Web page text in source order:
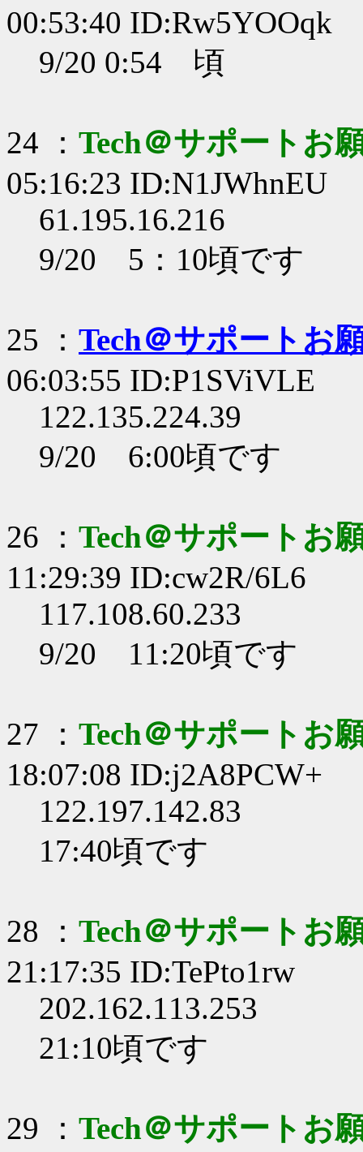
00:53:40 ID:Rw5YOOqk
9/20 0:54 頃
24 ： Tech＠サポートお
05:16:23 ID:N1JWhnEU
61.195.16.216
9/20 5：10頃です
25 ： Tech＠サポートお
06:03:55 ID:P1SViVLE
122.135.224.39
9/20 6:00頃です
26 ： Tech＠サポートお
11:29:39 ID:cw2R/6L6
117.108.60.233
9/20 11:20頃です
27 ： Tech＠サポートお
18:07:08 ID:j2A8PCW+
122.197.142.83
17:40頃です
28 ： Tech＠サポートお
21:17:35 ID:TePto1rw
202.162.113.253
21:10頃です
29 ： Tech＠サポートお